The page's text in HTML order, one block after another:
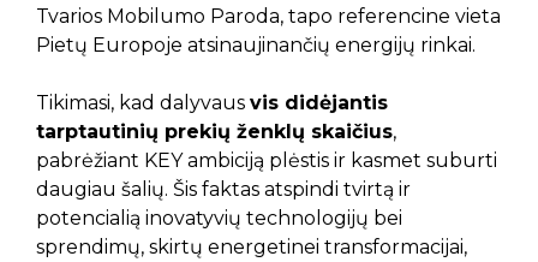
Tvarios Mobilumo Paroda, tapo referencine vieta
Pietų Europoje atsinaujinančių energijų rinkai.
Tikimasi, kad dalyvaus vis didėjantis
tarptautinių prekių ženklų skaičius,
pabrėžiant KEY ambiciją plėstis ir kasmet suburti
daugiau šalių. Šis faktas atspindi tvirtą ir
potencialią inovatyvių technologijų bei
sprendimų, skirtų energetinei transformacijai,